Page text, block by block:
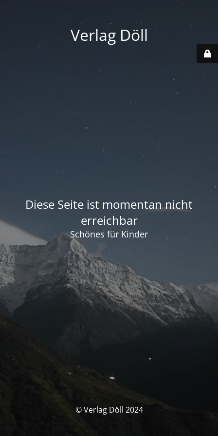
Verlag Döll
Diese Seite ist momentan nicht
erreichbar
Schönes für Kinder
© Verlag Döll 2024